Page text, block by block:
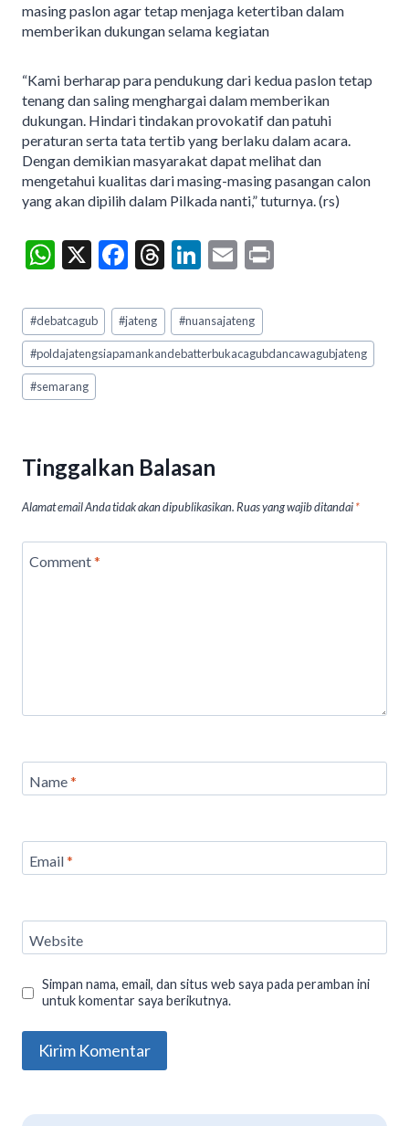
masing paslon agar tetap menjaga ketertiban dalam
memberikan dukungan selama kegiatan
“Kami berharap para pendukung dari kedua paslon tetap
tenang dan saling menghargai dalam memberikan
dukungan. Hindari tindakan provokatif dan patuhi
peraturan serta tata tertib yang berlaku dalam acara.
Dengan demikian masyarakat dapat melihat dan
mengetahui kualitas dari masing-masing pasangan calon
yang akan dipilih dalam Pilkada nanti,” tuturnya. (rs)
W
at
s
A
p
X
F
e
b
o
T
ea
ds
Li
ke
dI
n
E
ai
l
Post
Tags:
#debatcagub #jateng #nuansajateng
#poldajatengsiapamankandebatterbukacagubdancawagubjateng
#semarang
Tinggalkan Balasan
Alamat email Anda tidak akan dipublikasikan.Ruas yang wajib ditandai*
Comment*
Name*
Email*
Website
Simpan nama, email, dan situs web saya pada peramban ini
untuk komentar saya berikutnya.